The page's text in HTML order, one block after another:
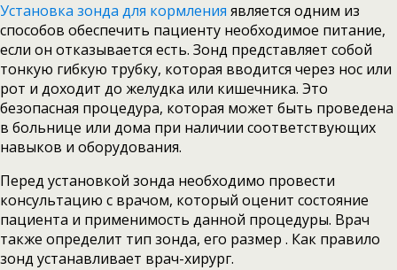
Установка зонда для кормления является одним из
способов обеспечить пациенту необходимое питание,
если он отказывается есть. Зонд представляет собой
тонкую гибкую трубку, которая вводится через нос или
рот и доходит до желудка или кишечника. Это
безопасная процедура, которая может быть проведена
в больнице или дома при наличии соответствующих
навыков и оборудования.
Перед установкой зонда необходимо провести
консультацию с врачом, который оценит состояние
пациента и применимость данной процедуры. Врач
также определит тип зонда, его размер . Как правило
зонд устанавливает врач-хирург.